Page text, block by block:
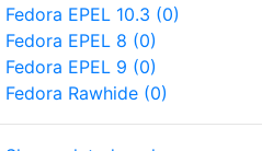
Fedora EPEL 10.3 (0)
Fedora EPEL 8 (0)
Fedora EPEL 9 (0)
Fedora Rawhide (0)